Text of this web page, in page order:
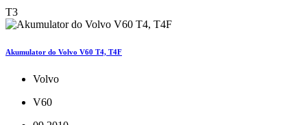
T3
Akumulator do Volvo V60 T4, T4F
Volvo
V60